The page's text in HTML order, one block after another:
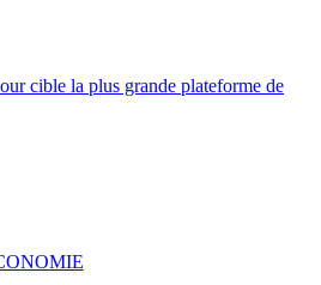
cible la plus grande plateforme de